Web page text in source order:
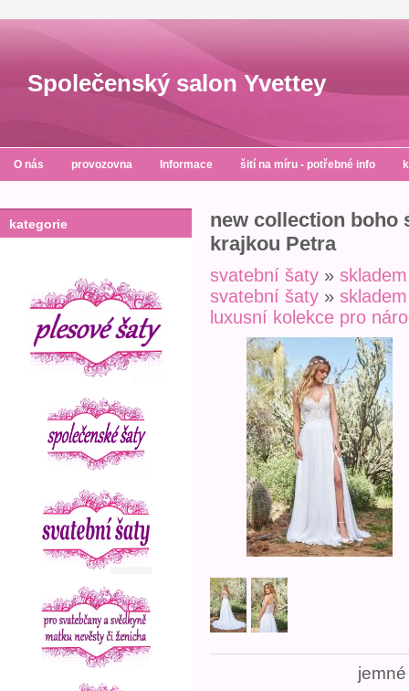
Společenský salon Yvettey
O nás provozovna Informace šití na míru - potřebné info
kategorie
new collection boho
krajkou Petra
svatební šaty » skladem
svatební šaty » skladem
luxusní kolekce pro